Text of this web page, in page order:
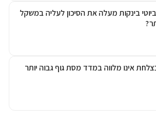
בינקות מעלה את הסיכון לעליה במשקל
אינו מלווה במדד מסת גוף גבוה יותר